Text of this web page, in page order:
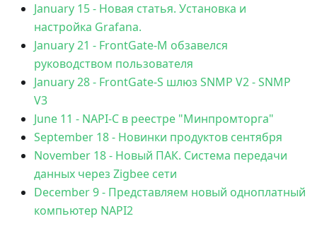
January 15- Новая статья. Установка и
настройка Grafana.
January 21 - FrontGate-М обзавелся
руководством пользователя
January 28- FrontGate-S шлюз SNMP V2 - SNMP
V3
June 11 - NAPI-C в реестре "Минпромторга"
September 18- Новинки продуктов сентября
November 18- Новый ПАК. Система передачи
данных через Zigbee сети
December 9- Представляем новый одноплатный
компьютер NAPI2